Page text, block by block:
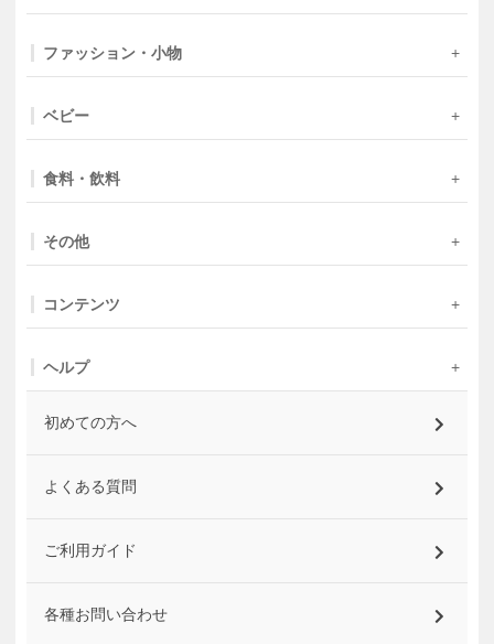
ファッション・小物
ベビー
食料・飲料
その他
コンテンツ
ヘルプ
初めての方へ
よくある質問
ご利用ガイド
各種お問い合わせ